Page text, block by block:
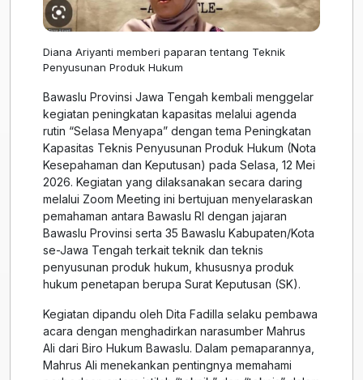
Diana Ariyanti memberi paparan tentang Teknik
Penyusunan Produk Hukum
Bawaslu Provinsi Jawa Tengah kembali menggelar
kegiatan peningkatan kapasitas melalui agenda
rutin “Selasa Menyapa” dengan tema Peningkatan
Kapasitas Teknis Penyusunan Produk Hukum (Nota
Kesepahaman dan Keputusan) pada Selasa, 12 Mei
2026. Kegiatan yang dilaksanakan secara daring
melalui Zoom Meeting ini bertujuan menyelaraskan
pemahaman antara Bawaslu RI dengan jajaran
Bawaslu Provinsi serta 35 Bawaslu Kabupaten/Kota
se-Jawa Tengah terkait teknik dan teknis
penyusunan produk hukum, khususnya produk
hukum penetapan berupa Surat Keputusan (SK).
Kegiatan dipandu oleh Dita Fadilla selaku pembawa
acara dengan menghadirkan narasumber Mahrus
Ali dari Biro Hukum Bawaslu. Dalam pemaparannya,
Mahrus Ali menekankan pentingnya memahami